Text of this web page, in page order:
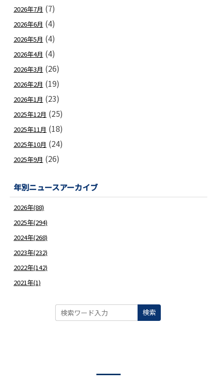
2026年7月 (7)
2026年6月 (4)
2026年5月 (4)
2026年4月 (4)
2026年3月 (26)
2026年2月 (19)
2026年1月 (23)
2025年12月 (25)
2025年11月 (18)
2025年10月 (24)
2025年9月 (26)
年別ニュースアーカイブ
2026年(88)
2025年(294)
2024年(268)
2023年(232)
2022年(142)
2021年(1)
検索